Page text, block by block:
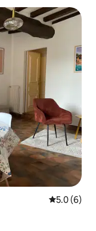
คะแนนเฉลี่
5.0 (6)